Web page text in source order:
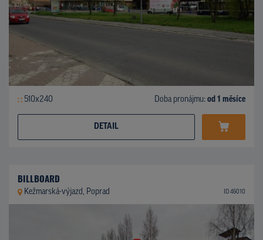
510x240 Doba pronájmu: od 1 měsíce
DETAIL
BILLBOARD
Kežmarská-výjazd, Poprad ID 46010